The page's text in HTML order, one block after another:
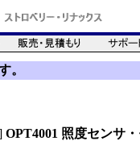
。
OPT4001 照度センサ